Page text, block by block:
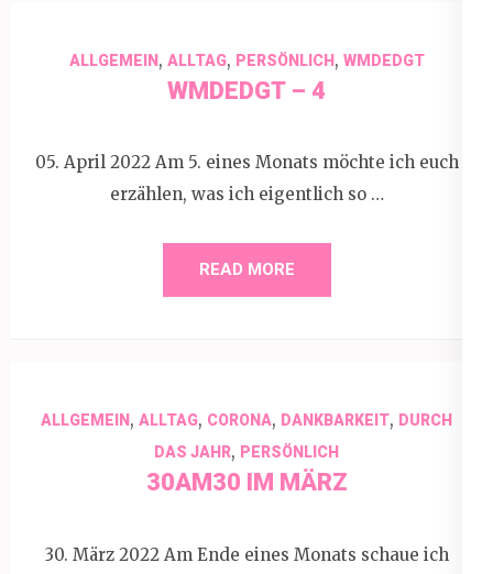
ALLGEMEIN, ALLTAG, PERSÖNLICH, WMDEDGT
WMDEDGT – 4
05. April 2022 Am 5. eines Monats möchte ich euch
erzählen, was ich eigentlich so …
READ MORE
ALLGEMEIN , ALLTAG, CORONA, DANKBARKEIT, DURCH
DAS JAHR, PERSÖNLICH
30AM30 IM MÄRZ
30. März 2022 Am Ende eines Monats schaue ich